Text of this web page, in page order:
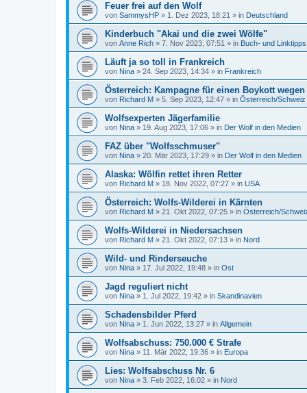
Feuer frei auf den Wolf
von SammysHP » 1. Dez 2023, 18:21 » in Deutschland
Kinderbuch "Akai und die zwei Wölfe"
von Anne Rich » 7. Nov 2023, 07:51 » in Buch- und Linktipps
Läuft ja so toll in Frankreich
von Nina » 24. Sep 2023, 14:34 » in Frankreich
Österreich: Kampagne für einen Boykott
von Richard M » 5. Sep 2023, 12:47 » in Österreich/Schweiz
Wolfsexperten Jägerfamilie
von Nina » 19. Aug 2023, 17:06 » in Der Wolf in den Medien
FAZ über "Wolfsschmuser"
von Nina » 20. Mär 2023, 17:29 » in Der Wolf in den Medien
Alaska: Wölfin rettet ihren Retter
von Richard M » 18. Nov 2022, 07:27 » in USA
Österreich: Wolfs-Wilderei in Kärnten
von Richard M » 21. Okt 2022, 07:25 » in Österreich/
Wolfs-Wilderei in Niedersachsen
von Richard M » 21. Okt 2022, 07:13 » in Nord
Wild- und Rinderseuche
von Nina » 17. Jul 2022, 19:48 » in Ost
Jagd reguliert nicht
von Nina » 1. Jul 2022, 19:42 » in Skandinavien
Schadensbilder Pferd
von Nina » 1. Jun 2022, 13:27 » in Allgemein
Wolfsabschuss: 750.000 € Strafe
von Nina » 11. Mär 2022, 19:36 » in Europa
Lies: Wolfsabschuss Nr. 6
von Nina » 3. Feb 2022, 16:02 » in Nord